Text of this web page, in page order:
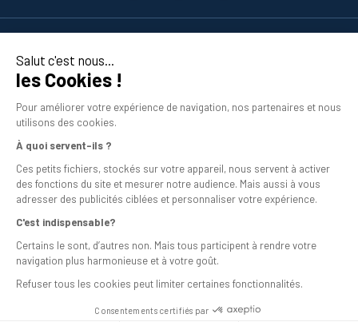
Salut c'est nous...
les Cookies !
Pour améliorer votre expérience de navigation, nos partenaires et nous
utilisons des cookies.
À quoi servent-ils ?
Ces petits fichiers, stockés sur votre appareil, nous servent à activer
des fonctions du site et mesurer notre audience. Mais aussi à vous
adresser des publicités ciblées et personnaliser votre expérience.
C'est indispensable?
Certains le sont, d’autres non. Mais tous participent à rendre votre
navigation plus harmonieuse et à votre goût.
Refuser tous les cookies peut limiter certaines fonctionnalités.
Consentements certifiés par
En savoir plus
Mentions légales
Conditions générales de vente